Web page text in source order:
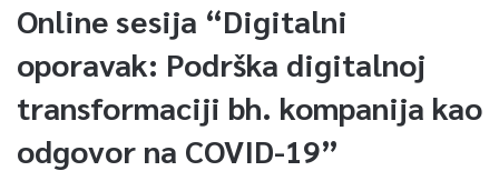
Online sesija “Digitalni
oporavak: Podrška digitalnoj
transformaciji bh. kompanija kao
odgovor na COVID-19”